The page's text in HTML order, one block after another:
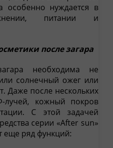
особенно нуждается в
питании и
после загара
необходима не
солнечный ожег или
Даже после нескольких
лучей, кожный покров
С этой задачей
серии «After sun»
еще ряд функций: